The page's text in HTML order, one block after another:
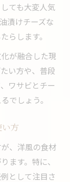
体に与える
相性を検証
チーズの理
ーズと共に
みの作り方
ても大変人気
漬けチーズな
らします。
が融合した現
い方や、普段
ワサビとチー
でしょう。
方
、洋風の食材
ます。特に、
として注目さ